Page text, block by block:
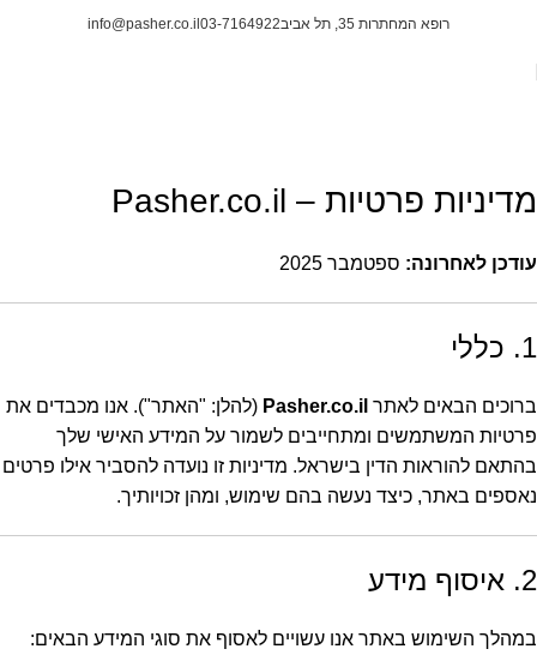
רופא המחתרות 35, תל אביב 03-7164922
info@pasher.co.il
מדיניות פרטיות – Pasher.co.il
עודכן לאחרונה: ספטמבר 2025
1. כללי
ברוכים הבאים לאתר Pasher.co.il (להלן: "האתר"). אנו מכבדים את
פרטיות המשתמשים ומתחייבים לשמור על המידע האישי שלך
בהתאם להוראות הדין בישראל. מדיניות זו נועדה להסביר אילו פרטים
נאספים באתר, כיצד נעשה בהם שימוש, ומהן זכויותיך.
2. איסוף מידע
במהלך השימוש באתר אנו עשויים לאסוף את סוגי המידע הבאים: